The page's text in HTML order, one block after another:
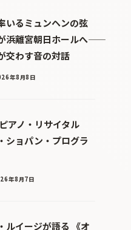
いるミュンヘンの弦
離宮朝日ホールへ――
交わす音の対話
年8月8日
アノ・リサイタル
ショパン・プログラ
年8月7日
ルイージが語る 《オ